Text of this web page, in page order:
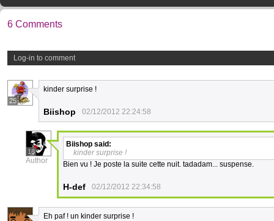
6 Comments
Log-in to comment
25
kinder surprise !
Biishop 02/12/2012 22:24:58
18
Author
Biishop said:
kinder surprise !
Bien vu ! Je poste la suite cette nuit. tadadam... suspense.
H-def 02/12/2012 22:34:58
Eh paf ! un kinder surprise !